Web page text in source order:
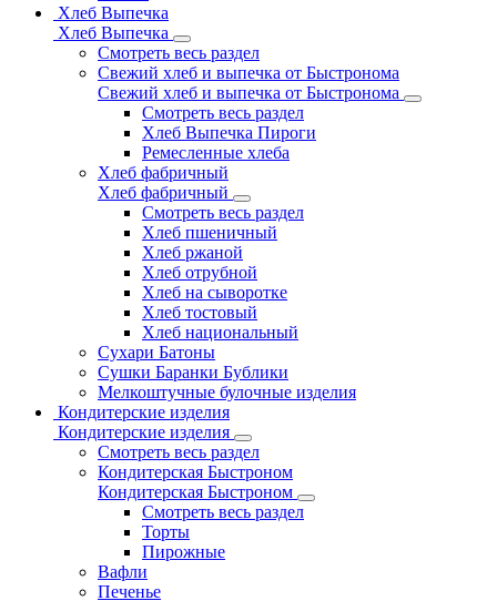
Хлеб Выпечка
Хлеб Выпечка
Смотреть весь раздел
Свежий хлеб и выпечка от Быстронома
Свежий хлеб и выпечка от Быстронома
Смотреть весь раздел
Хлеб Выпечка Пироги
Ремесленные хлеба
Хлеб фабричный
Хлеб фабричный
Смотреть весь раздел
Хлеб пшеничный
Хлеб ржаной
Хлеб отрубной
Хлеб на сыворотке
Хлеб тостовый
Хлеб национальный
Сухари Батоны
Сушки Баранки Бублики
Мелкоштучные булочные изделия
Кондитерские изделия
Кондитерские изделия
Смотреть весь раздел
Кондитерская Быстроном
Кондитерская Быстроном
Смотреть весь раздел
Торты
Пирожные
Вафли
Печенье